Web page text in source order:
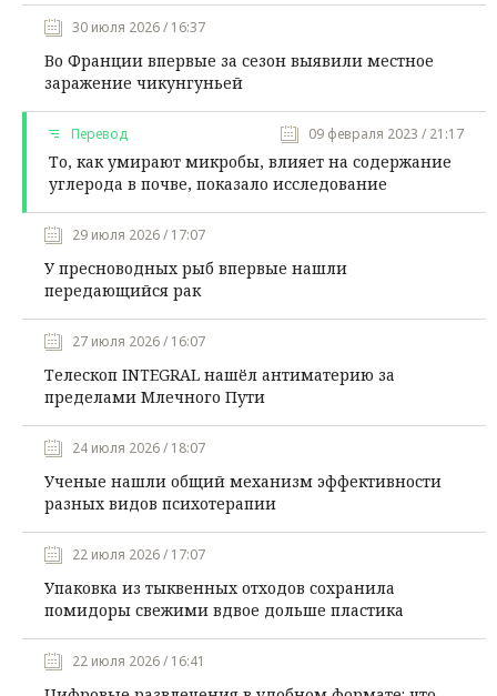
30 июля 2026 / 16:37
Во Франции впервые за сезон выявили местное
заражение чикунгуньей
Перевод 09 февраля 2023 / 21:17
То, как умирают микробы, влияет на содержание
углерода в почве, показало исследование
29 июля 2026 / 17:07
У пресноводных рыб впервые нашли
передающийся рак
27 июля 2026 / 16:07
Телескоп INTEGRAL нашёл антиматерию за
пределами Млечного Пути
24 июля 2026 / 18:07
Ученые нашли общий механизм эффективности
разных видов психотерапии
22 июля 2026 / 17:07
Упаковка из тыквенных отходов сохранила
помидоры свежими вдвое дольше пластика
22 июля 2026 / 16:41